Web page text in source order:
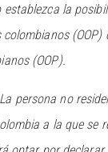
la
colombianos
(OOP).
La persona no
a la que se